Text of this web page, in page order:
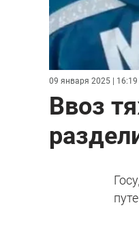
09 января 2025 | 16:19
Ввоз